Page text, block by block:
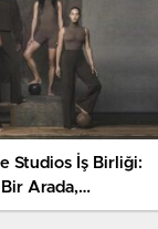
Studios İş Birliği:
Arada,
Konuşulacak